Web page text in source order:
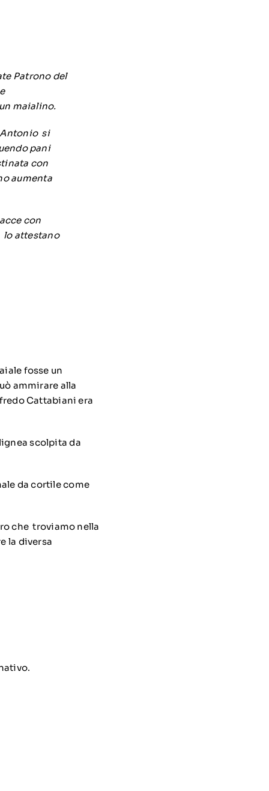
Patrono del
maialino.
Antonio si
pani
con
aumenta
con
lo attestano
fosse un
ammirare alla
Cattabiani era
scolpita da
da cortile come
che troviamo nella
la diversa